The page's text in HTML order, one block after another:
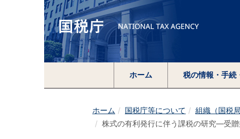
ホーム 税の情報・手続
ホーム 国税庁等について 組織（国税
株式の有利発行に伴う課税の研究―受